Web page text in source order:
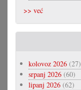
>> već
kolovoz 2026 (27)
srpanj 2026 (60)
lipanj 2026 (62)